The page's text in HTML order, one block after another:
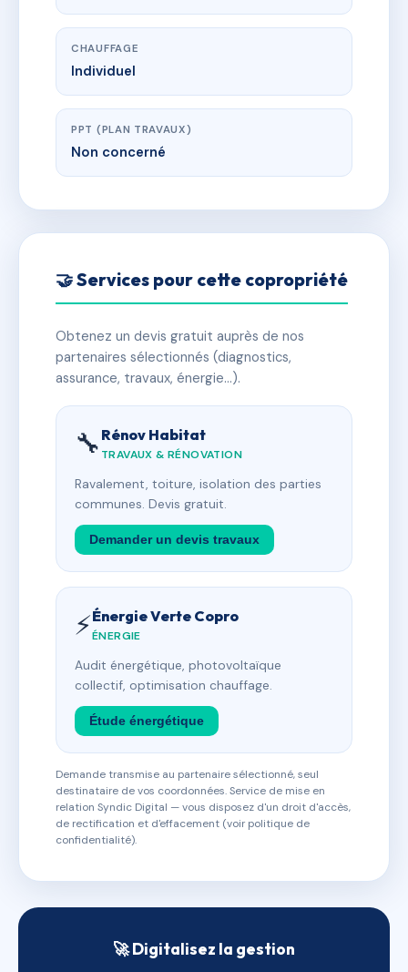
CHAUFFAGE
Individuel
PPT (PLAN TRAVAUX)
Non concerné
🤝 Services pour cette copropriété
Obtenez un devis gratuit auprès de nos
partenaires sélectionnés (diagnostics,
assurance, travaux, énergie…).
🔧 Rénov Habitat
TRAVAUX & RÉNOVATION
Ravalement, toiture, isolation des parties
communes. Devis gratuit.
Demander un devis travaux
⚡Énergie Verte Copro
ÉNERGIE
Audit énergétique, photovoltaïque
collectif, optimisation chauffage.
Étude énergétique
Demande transmise au partenaire sélectionné, seul
destinataire de vos coordonnées. Service de mise en
relation Syndic Digital — vous disposez d'un droit d'accès,
de rectification et d'effacement (voir politique de
confidentialité).
🚀 Digitalisez la gestion